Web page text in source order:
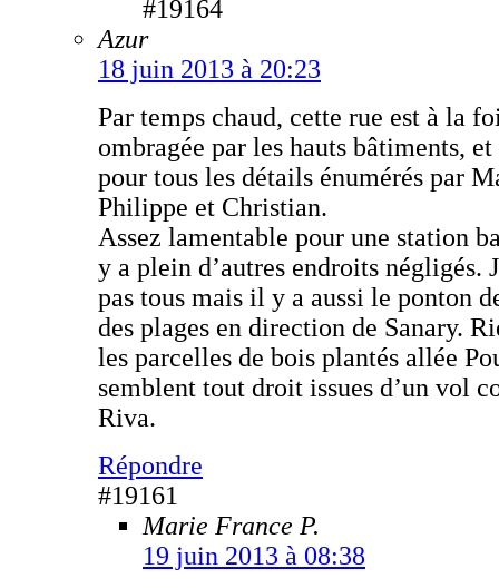
#19164
Azur
18 juin 2013 à 20:23
Par temps chaud, cette rue est à la
ombragée par les hauts bâtiments, et
pour tous les détails énumérés par
Philippe et Christian.
Assez lamentable pour une station
y a plein d’autres endroits négligés.
pas tous mais il y a aussi le ponton
des plages en direction de Sanary.
les parcelles de bois plantés allée
semblent tout droit issues d’un vol
Riva.
Répondre
#19161
Marie France P.
19 juin 2013 à 08:38